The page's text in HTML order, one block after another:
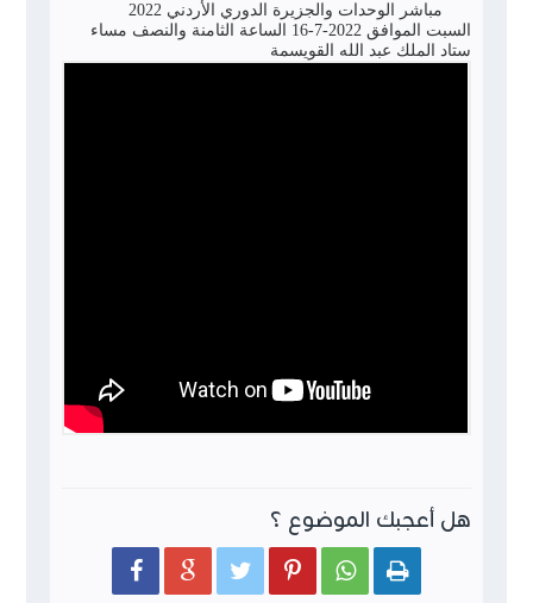
مباشر الوحدات والجزيرة الدوري الأردني 2022
السبت الموافق 2022-7-16 الساعة الثامنة والنصف مساء
ستاد الملك عبد الله القويسمة
هل أعجبك الموضوع ؟
     